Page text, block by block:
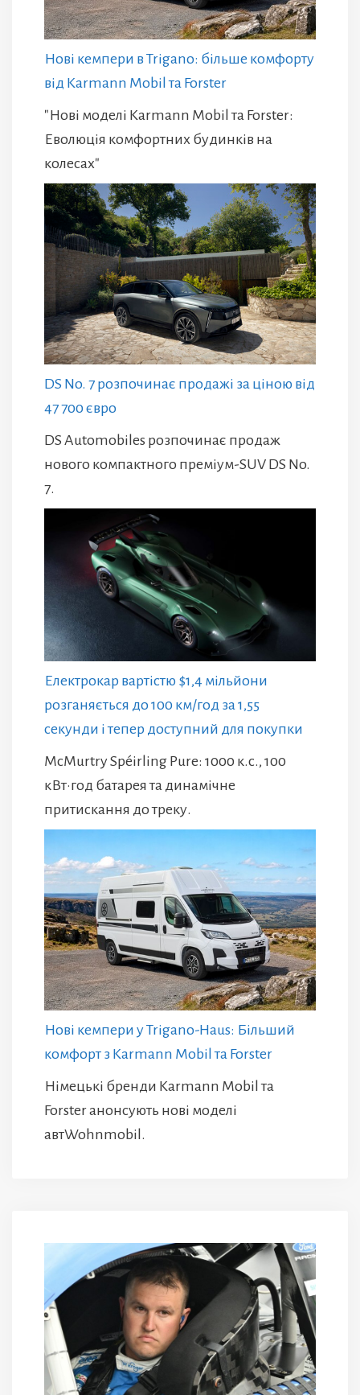
Нові кемпери в Trigano: більше комфорту
від Karmann Mobil та Forster
"Нові моделі Karmann Mobil та Forster:
Еволюція комфортних будинків на
колесах"
DS No. 7 розпочинає продажі за ціною від
47 700 євро
DS Automobiles розпочинає продаж
нового компактного преміум-SUV DS No.
7.
Електрокар вартістю $1,4 мільйони
розганяється до 100 км/год за 1,55
секунди і тепер доступний для покупки
McMurtry Spéirling Pure: 1000 к.с., 100
кВт·год батарея та динамічне
притискання до треку.
Нові кемпери у Trigano-Haus: Більший
комфорт з Karmann Mobil та Forster
Німецькі бренди Karmann Mobil та
Forster анонсують нові моделі
автWohnmobil.